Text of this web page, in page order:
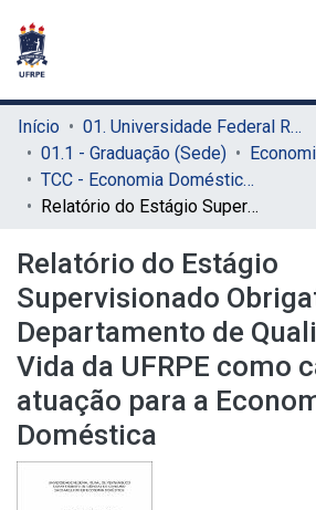
Início
01. Universidade Federal Rural de Pernambuco - UFRPE (Sede)
01.1 - Graduação (Sede)
TCC - Economia Doméstica (Sede)
Relatório do Estágio Supervisionado Obrigatório (ESO): Departamento de Qualidade de Vida da UFRPE como campo de atuação para a Economia Doméstica
Relatório do Estágio
Supervisionado
Departamento de
Vida da UFRPE como
atuação para a
Doméstica